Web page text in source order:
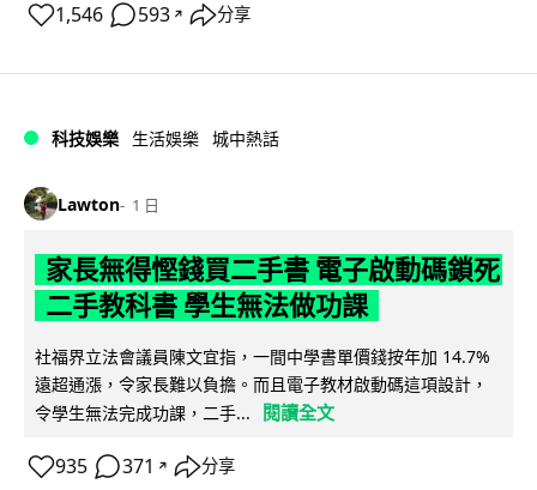
1,546 593 ↗ 分享
科技娛樂 生活娛樂 城中熱話
Lawton 1 日
家長無得慳錢買二手書 電子啟動碼鎖死
二手教科書 學生無法做功課
社福界立法會議員陳文宜指，一間中學書單價錢按年加 14.7%
遠超通漲，令家長難以負擔。而且電子教材啟動碼這項設計，
令學生無法完成功課，二手...
閱讀全文
935 371 ↗ 分享